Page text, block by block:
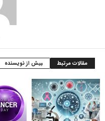
مقالات مرتبط بیش از نویسنده